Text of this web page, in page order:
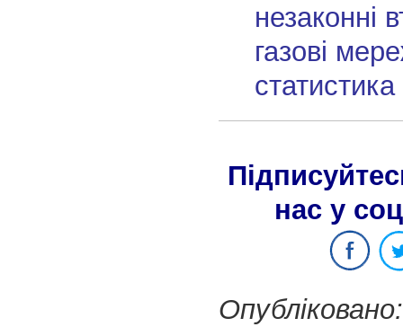
незаконні
газові
нас у
Опубліковано: